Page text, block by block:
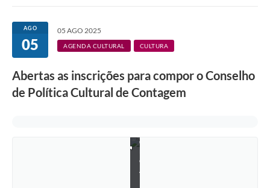
AGO
05
05 AGO 2025
AGENDA CULTURAL CULTURA
Abertas as inscrições para compor o Conselho
de Política Cultural de Contagem
l
u
/
J
o
d
o
A